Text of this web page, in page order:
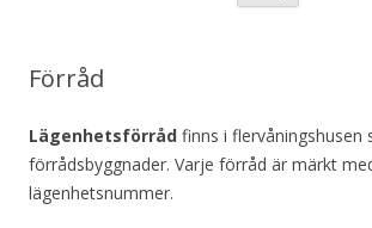
Förråd
Lägenhetsförråd finns i flervåningshusen
förrådsbyggnader. Varje förråd är märkt
lägenhetsnummer.